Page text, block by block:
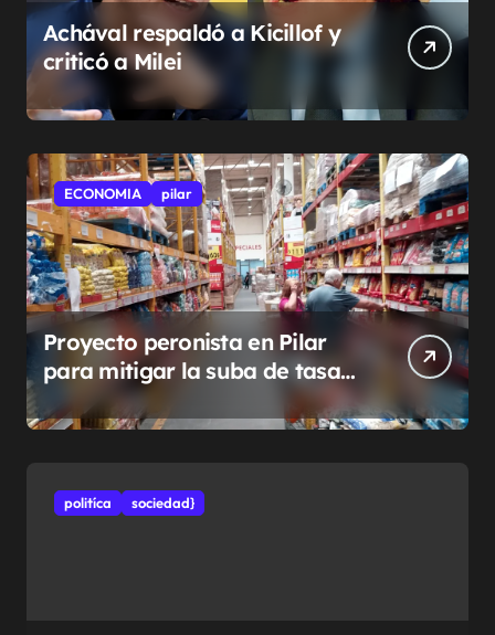
Achával respaldó a Kicillof y
criticó a Milei
ECONOMIA pilar
Proyecto peronista en Pilar
para mitigar la suba de tasas
municipales
politíca sociedad}